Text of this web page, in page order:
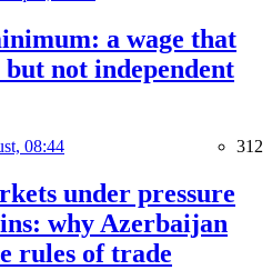
a wage that
not independent
08:44 312
under pressure
why Azerbaijan
rules of trade